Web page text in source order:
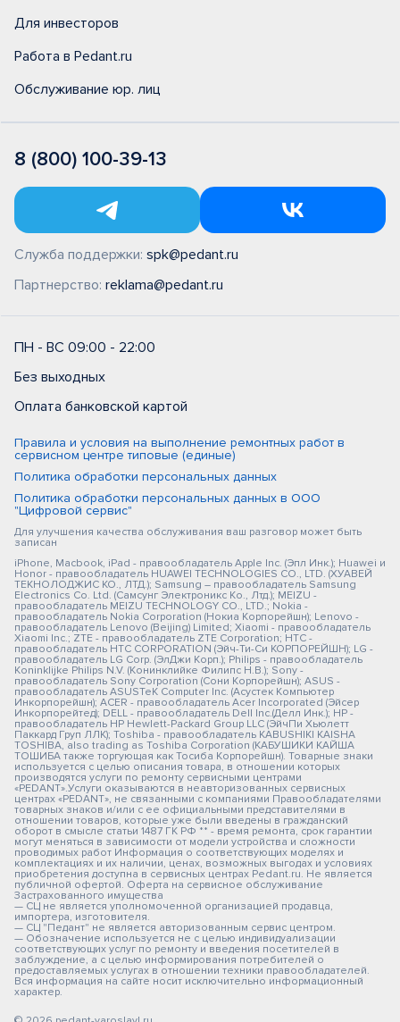
Для инвесторов
Работа в Pedant.ru
Обслуживание юр. лиц
8 (800) 100-39-13
Служба поддержки: spk@pedant.ru
Партнерство: reklama@pedant.ru
ПН - ВС 09:00 - 22:00
Без выходных
Оплата банковской картой
Правила и условия на выполнение ремонтных работ в
сервисном центре типовые (единые)
Политика обработки персональных данных
Политика обработки персональных данных в ООО
"Цифровой сервис"
Для улучшения качества обслуживания ваш разговор может быть
записан
iPhone, Macbook, iPad - правообладатель Apple Inc. (Эпл Инк.); Huawei и
Honor - правообладатель HUAWEI TECHNOLOGIES CO., LTD. (ХУАВЕЙ
ТЕКНОЛОДЖИС КО., ЛТД.); Samsung – правообладатель Samsung
Electronics Co. Ltd. (Самсунг Электроникс Ко., Лтд.); MEIZU -
правообладатель MEIZU TECHNOLOGY CO., LTD.; Nokia -
правообладатель Nokia Corporation (Нокиа Корпорейшн); Lenovo -
правообладатель Lenovo (Beijing) Limited; Xiaomi - правообладатель
Xiaomi Inc.; ZTE - правообладатель ZTE Corporation; HTC -
правообладатель HTC CORPORATION (Эйч-Ти-Си КОРПОРЕЙШН); LG -
правообладатель LG Corp. (ЭлДжи Корп.); Philips - правообладатель
Koninklijke Philips N.V. (Конинклийке Филипс Н.В.); Sony -
правообладатель Sony Corporation (Сони Корпорейшн); ASUS -
правообладатель ASUSTeK Computer Inc. (Асустек Компьютер
Инкорпорейшн); ACER - правообладатель Acer Incorporated (Эйсер
Инкорпорейтед); DELL - правообладатель Dell Inc.(Делл Инк.); HP -
правообладатель HP Hewlett-Packard Group LLC (ЭйчПи Хьюлетт
Паккард Груп ЛЛК); Toshiba - правообладатель KABUSHIKI KAISHA
TOSHIBA, also trading as Toshiba Corporation (КАБУШИКИ КАЙША
ТОШИБА также торгующая как Тосиба Корпорейшн). Товарные знаки
используется с целью описания товара, в отношении которых
производятся услуги по ремонту сервисными центрами
«PEDANT».Услуги оказываются в неавторизованных сервисных
центрах «PEDANT», не связанными с компаниями Правообладателями
товарных знаков и/или с ее официальными представителями в
отношении товаров, которые уже были введены в гражданский
оборот в смысле статьи 1487 ГК РФ ** - время ремонта, срок гарантии
могут меняться в зависимости от модели устройства и сложности
проводимых работ Информация о соответствующих моделях и
комплектациях и их наличии, ценах, возможных выгодах и условиях
приобретения доступна в сервисных центрах Pedant.ru. Не является
публичной офертой. Оферта на сервисное обслуживание
Застрахованного имущества
— СЦ не является уполномоченной организацией продавца,
импортера, изготовителя.
— СЦ "Педант" не является авторизованным сервис центром.
— Обозначение используется не с целью индивидуализации
соответствующих услуг по ремонту и введения посетителей в
заблуждение, а с целью информирования потребителей о
предоставляемых услугах в отношении техники правообладателей.
Вся информация на сайте носит исключительно информационный
характер.